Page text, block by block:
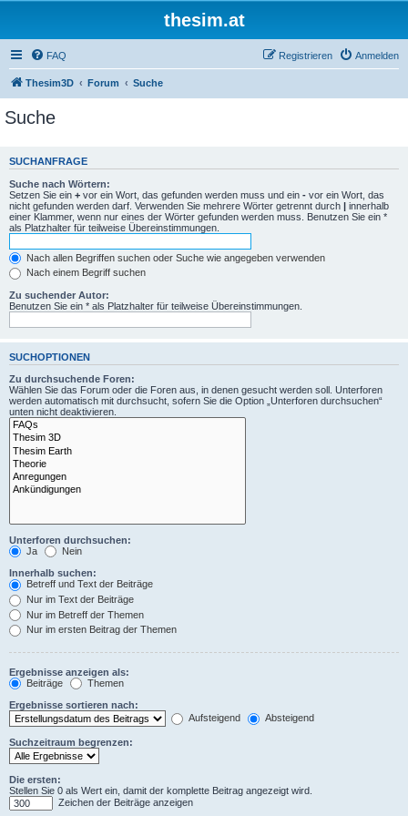
thesim.at
FAQ Anmelden
Registrieren
Thesim3D Forum Suche
Suche
SUCHANFRAGE
Suche nach Wörtern:
Setzen Sie ein + vor ein Wort, das gefunden werden muss und ein - vor ein Wort, das
nicht gefunden werden darf. Verwenden Sie mehrere Wörter getrennt durch | innerhalb
einer Klammer, wenn nur eines der Wörter gefunden werden muss. Benutzen Sie ein *
als Platzhalter für teilweise Übereinstimmungen.
Nach allen Begriffen suchen oder Suche wie angegeben verwenden
Nach einem Begriff suchen
Zu suchender Autor:
Benutzen Sie ein * als Platzhalter für teilweise Übereinstimmungen.
SUCHOPTIONEN
Zu durchsuchende Foren:
Wählen Sie das Forum oder die Foren aus, in denen gesucht werden soll. Unterforen
werden automatisch mit durchsucht, sofern Sie die Option „Unterforen durchsuchen“
unten nicht deaktivieren.
Unterforen durchsuchen:
Ja
Nein
Innerhalb suchen:
Betreff und Text der Beiträge
Nur im Text der Beiträge
Nur im Betreff der Themen
Nur im ersten Beitrag der Themen
Ergebnisse anzeigen als:
Beiträge
Themen
Ergebnisse sortieren nach:
Aufsteigend
Absteigend
Suchzeitraum begrenzen:
Die ersten:
Stellen Sie 0 als Wert ein, damit der komplette Beitrag angezeigt wird.
Zeichen der Beiträge anzeigen